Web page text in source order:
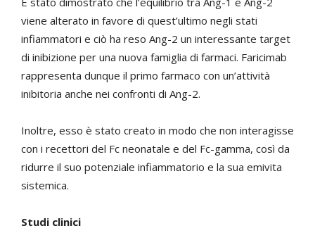
viene alterato in favore di quest’ultimo negli stati
infiammatori e ciò ha reso Ang-2 un interessante target
di inibizione per una nuova famiglia di farmaci. Faricimab
rappresenta dunque il primo farmaco con un’attività
inibitoria anche nei confronti di Ang-2.
Inoltre, esso è stato creato in modo che non interagisse
con i recettori del Fc neonatale e del Fc-gamma, così da
ridurre il suo potenziale infiammatorio e la sua emivita
sistemica.
Studi clinici